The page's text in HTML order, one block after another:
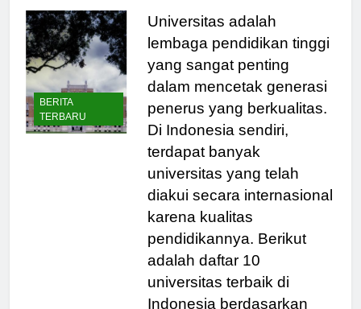
BERITA
TERBARU
Universitas adalah
lembaga pendidikan tinggi
yang sangat penting
dalam mencetak generasi
penerus yang berkualitas.
Di Indonesia sendiri,
terdapat banyak
universitas yang telah
diakui secara internasional
karena kualitas
pendidikannya. Berikut
adalah daftar 10
universitas terbaik di